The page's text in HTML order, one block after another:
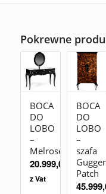
Pokrewne
BOCA
DO
LOBO
–
Melrose
20.999,00
z Vat
BOCA
DO
LOBO
–
szafa
Patch